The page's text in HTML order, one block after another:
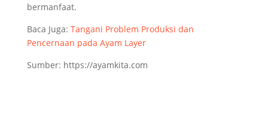
bermanfaat.
Baca Juga: Tangani Problem Produksi dan
Pencernaan pada Ayam Layer
Sumber: https://ayamkita.com